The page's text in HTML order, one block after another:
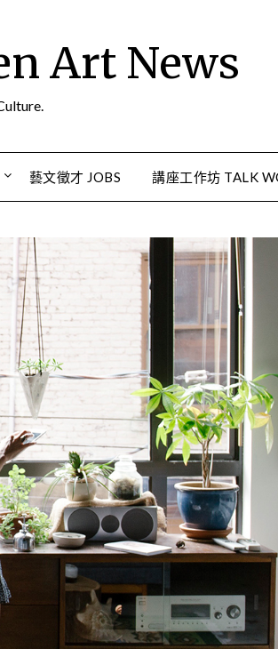
Art News
藝文徵才 JOBS 講座工作坊 TALK